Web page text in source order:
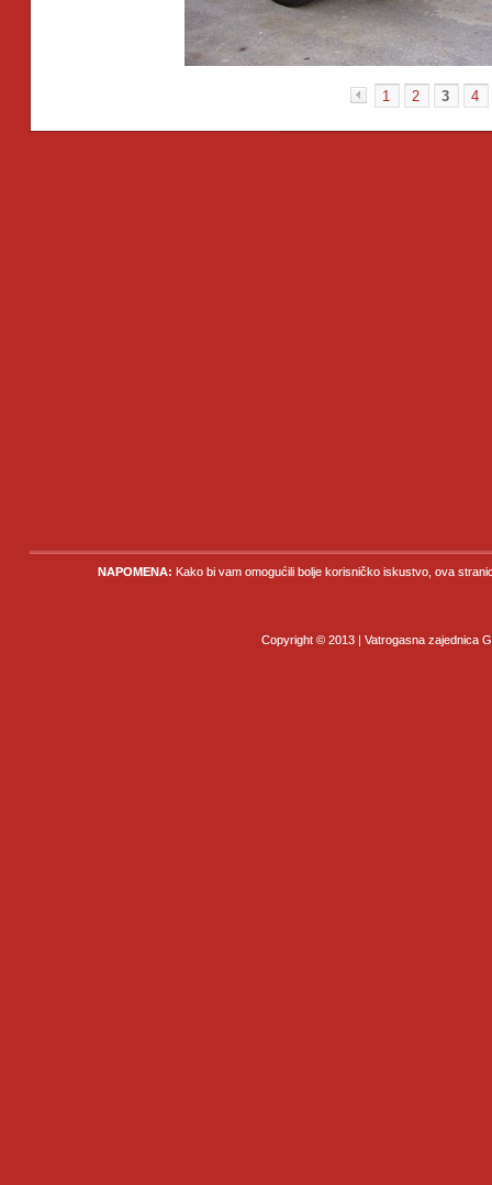
«
1 2 3 4
NAPOMENA: Kako bi vam omogućili bolje korisničko iskustvo, ova
Copyright © 2013 | Vatrogasna zajednica